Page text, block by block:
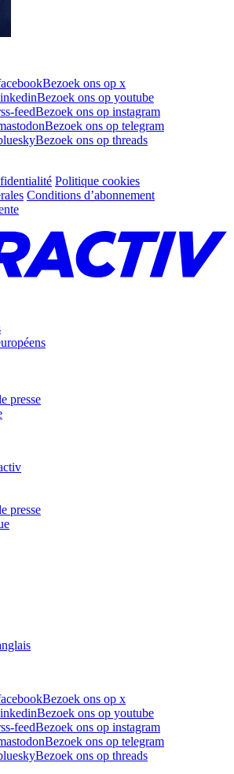
Bezoek ons op x
Bezoek ons op youtube
feedBezoek ons op instagram
Bezoek ons op telegram
Bezoek ons op threads
Politique cookies
Conditions d’abonnement
presse
presse
Bezoek ons op x
Bezoek ons op youtube
feedBezoek ons op instagram
Bezoek ons op telegram
Bezoek ons op threads